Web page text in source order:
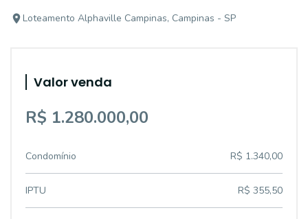
Loteamento Alphaville Campinas, Campinas - SP
Valor venda
R$ 1.280.000,00
Condomínio R$ 1.340,00
IPTU R$ 355,50